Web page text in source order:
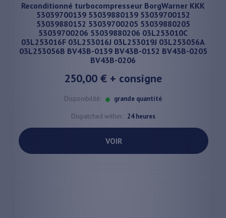
Reconditionné turbocompresseur BorgWarner KKK
53039700139 53039880139 53039700152
53039880152 53039700205 53039880205
53039700206 53039880206 03L253010C
03L253016F 03L253016J 03L253019J 03L253056A
03L253056B BV43B-0139 BV43B-0152 BV43B-0205
BV43B-0206
250,00 € + consigne
Disponibilité: grande quantité
Dispatched within: 24 heures
VOIR